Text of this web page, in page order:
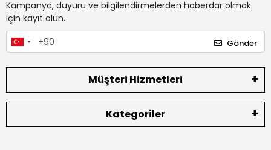
Kampanya, duyuru ve bilgilendirmelerden haberdar olmak
için kayıt olun.
Gönder
Müşteri Hizmetleri
Kategoriler